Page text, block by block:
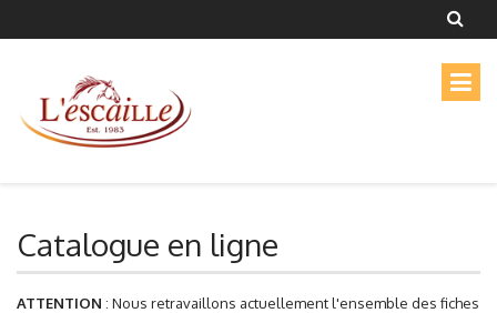
Catalogue en ligne
ATTENTION : Nous retravaillons actuellement l'ensemble des fiches